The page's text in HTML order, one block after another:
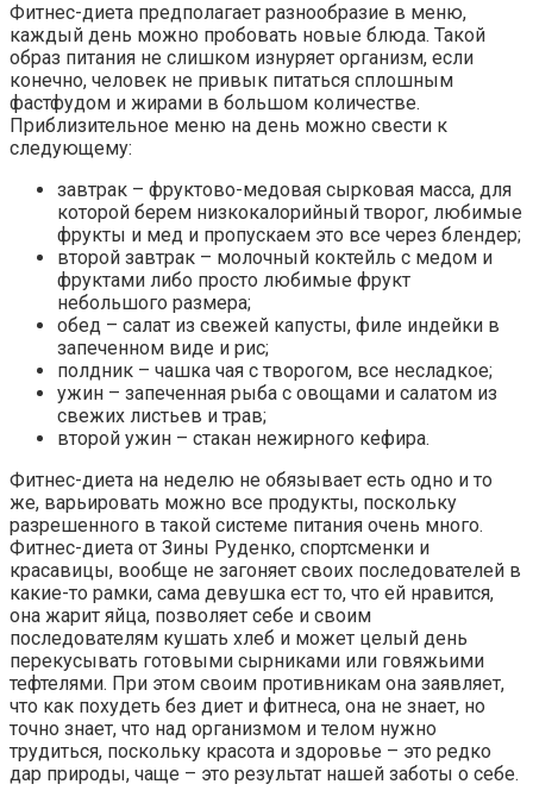
Фитнес-диета предполагает разнообразие в меню,
каждый день можно пробовать новые блюда. Такой
образ питания не слишком изнуряет организм, если
конечно, человек не привык питаться сплошным
фастфудом и жирами в большом количестве.
Приблизительное меню на день можно свести к
следующему:
завтрак – фруктово-медовая сырковая масса, для
которой берем низкокалорийный творог, любимые
фрукты и мед и пропускаем это все через блендер;
второй завтрак – молочный коктейль с медом и
фруктами либо просто любимые фрукт
небольшого размера;
обед – салат из свежей капусты, филе индейки в
запеченном виде и рис;
полдник – чашка чая с творогом, все несладкое;
ужин – запеченная рыба с овощами и салатом из
свежих листьев и трав;
второй ужин – стакан нежирного кефира.
Фитнес-диета на неделю не обязывает есть одно и то
же, варьировать можно все продукты, поскольку
разрешенного в такой системе питания очень много.
Фитнес-диета от Зины Руденко, спортсменки и
красавицы, вообще не загоняет своих последователей в
какие-то рамки, сама девушка ест то, что ей нравится,
она жарит яйца, позволяет себе и своим
последователям кушать хлеб и может целый день
перекусывать готовыми сырниками или говяжьими
тефтелями. При этом своим противникам она заявляет,
что как похудеть без диет и фитнеса, она не знает, но
точно знает, что над организмом и телом нужно
трудиться, поскольку красота и здоровье – это редко
дар природы, чаще – это результат нашей заботы о себе.